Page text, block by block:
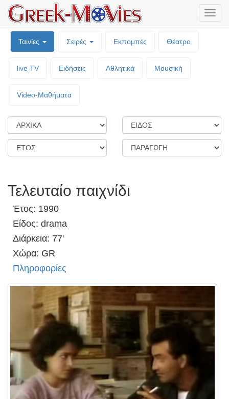
Ταινίες Σειρές Εκπομπές Θέατρο
live TV Ειδήσεις Αθλητικά Μουσική
Video-Mαθήματα
Τελευταίο παιχνίδι
Έτος: 1990
Είδος: drama
Διάρκεια: 77'
Χώρα: GR
Πληροφορίες